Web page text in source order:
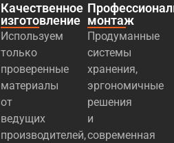
Качественное
изготовление
Используем
только
проверенные
материалы
от
ведущих
производителей,
монтаж
Продуманные
системы
хранения,
эргономичные
решения
и
современная